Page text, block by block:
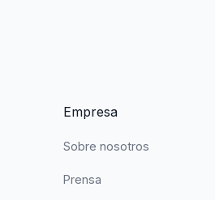
Empresa
Sobre nosotros
Prensa